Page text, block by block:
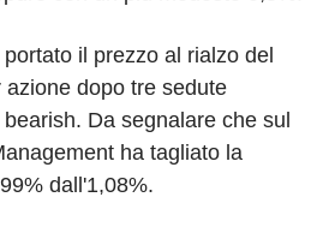
il prezzo al rialzo del
dopo tre sedute
Da segnalare che sul
ha tagliato la
dall'1,08%.